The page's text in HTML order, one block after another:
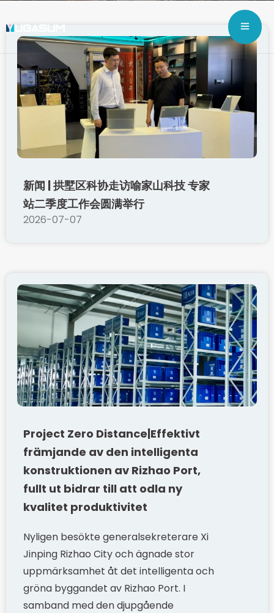
新闻 | 拱墅区科协走访喻家山科技 专家
站二季度工作会圆满举行
2026-07-07
Project Zero Distance|Effektivt
främjande av den intelligenta
konstruktionen av Rizhao Port,
fullt ut bidrar till att odla ny
kvalitet produktivitet
Nyligen besökte generalsekreterare Xi
Jinping Rizhao City och ägnade stor
uppmärksamhet åt det intelligenta och
gröna byggandet av Rizhao Port. I
samband med den djupgående